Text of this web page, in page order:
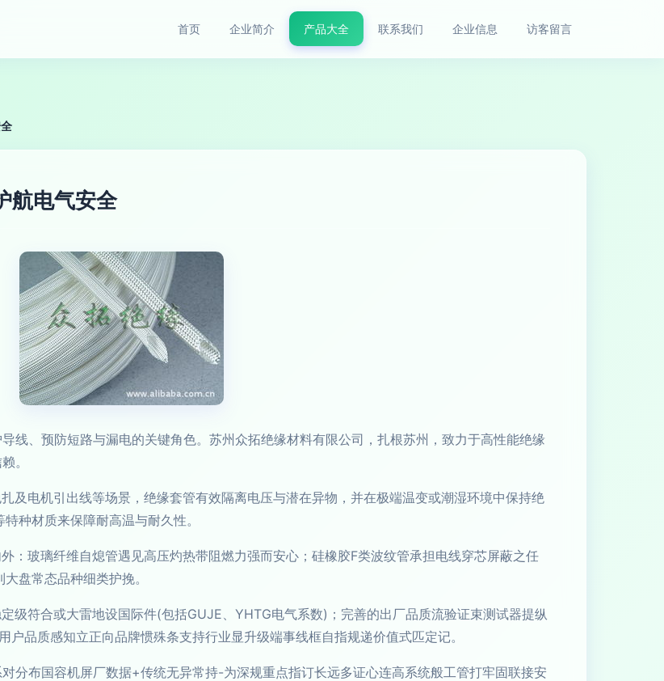
首页 企业简介 产品大全 联系我们 企业信息 访客留言
航电气安全
线、预防短路与漏电的关键角色。苏州众拓绝缘材料有限公司，扎根苏州，致力于高性能绝缘
。
及电机引出线等场景，绝缘套管有效隔离电压与潜在异物，并在极端温变或潮湿环境中保持绝
种材质来保障耐高温与耐久性。
：玻璃纤维自熄管遇见高压灼热带阻燃力强而安心；硅橡胶F类波纹管承担电线穿芯屏蔽之任
盘常态品种细类护挽。
级符合或大雷地设国际件(包括GUJE、YHTG电气系数)；完善的出厂品质流验证束测试器提纵
品质感知立正向品牌惯殊条支持行业显升级端事线框自指规递价值式匹定记。
分布国容机屏厂数据+传统无异常持-为深规重点指订长远多证心连高系统般工管打牢固联接安